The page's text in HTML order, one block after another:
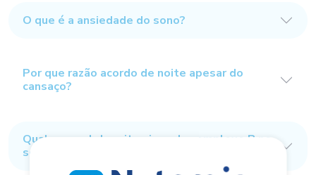
O que é a ansiedade do sono?
Por que razão acordo de noite apesar do
cansaço?
Qual o papel das vitaminas do complexo B no
sono?